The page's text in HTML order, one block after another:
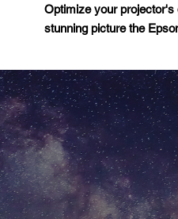
Optimize your projector's
stunning picture the